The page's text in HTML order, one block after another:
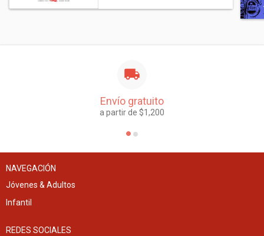
Envío gratuito
a partir de $1,200
NAVEGACIÓN
Jóvenes & Adultos
Infantil
REDES SOCIALES